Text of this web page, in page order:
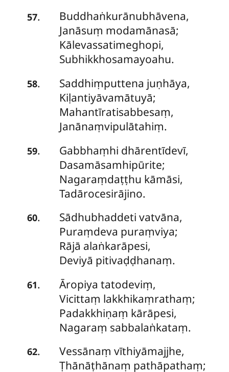
57.
Buddhaṅkurānubhāvena,
Janāsuṃ modamānasā;
Kālevassatimeghopi,
Subhikkhosamayoahu.
58. Saddhiṃputtena juṇhāya,
Kiḷantiyāvamātuyā;
Mahantīratisabbesaṃ,
Janānaṃvipulātahiṃ.
59.
Gabbhaṃhi dhārentīdevī,
Dasamāsamhipūrite;
Nagaraṃdaṭṭhu kāmāsi,
Tadārocesirājino.
60. Sādhubhaddeti vatvāna,
Puraṃdeva puraṃviya;
Rājā alaṅkarāpesi,
Deviyā pitivaḍḍhanaṃ.
61.
Āropiya tatodeviṃ,
Vicittaṃ lakkhikaṃrathaṃ;
Padakkhiṇaṃ kārāpesi,
Nagaraṃ sabbalaṅkataṃ.
62. Vessānaṃ vīthiyāmajjhe,
Ṭhānāṭhānaṃ pathāpathaṃ;